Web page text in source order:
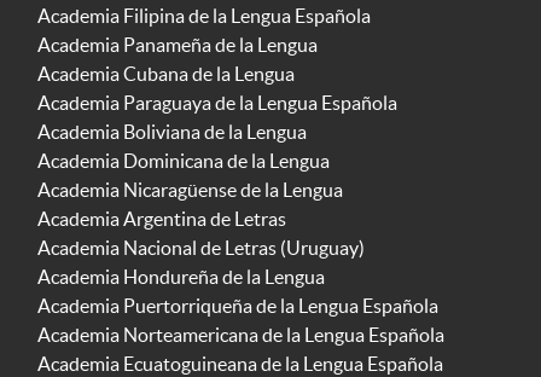
Academia Filipina de la Lengua Española
Academia Panameña de la Lengua
Academia Cubana de la Lengua
Academia Paraguaya de la Lengua Española
Academia Boliviana de la Lengua
Academia Dominicana de la Lengua
Academia Nicaragüense de la Lengua
Academia Argentina de Letras
Academia Nacional de Letras (Uruguay)
Academia Hondureña de la Lengua
Academia Puertorriqueña de la Lengua Española
Academia Norteamericana de la Lengua Española
Academia Ecuatoguineana de la Lengua Española